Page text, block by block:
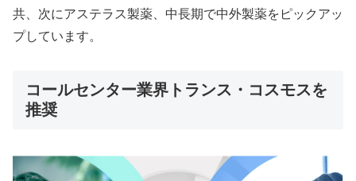
共、次にアステラス製薬、中長期で中外製薬をピックアッ
プしています。
コールセンター業界トランス・コスモスを
推奨